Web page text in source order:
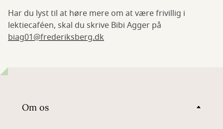
Har du lyst til at høre mere om at være frivillig i
lektiecaféen, skal du skrive Bibi Agger på
biag01@frederiksberg.dk
Om os